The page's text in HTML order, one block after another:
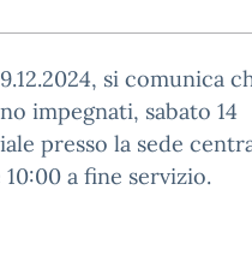
si comunica
impegnati, sabato 14
presso la sede
10:00 a fine servizio.